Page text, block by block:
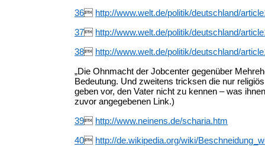
36 http://www.welt.de/politik/deutschland/
37 http://www.welt.de/politik/deutschland/
38 http://www.welt.de/politik/deutschland/
„Die Ohnmacht der Jobcenter gegenüber
Bedeutung. Und zweitens tricksen die nur
geben vor, den Vater nicht zu kennen – was
zuvor angegebenen Link.)
39 http://www.neinens.de/scharia.htm
40 http://de.wikipedia.org/wiki/